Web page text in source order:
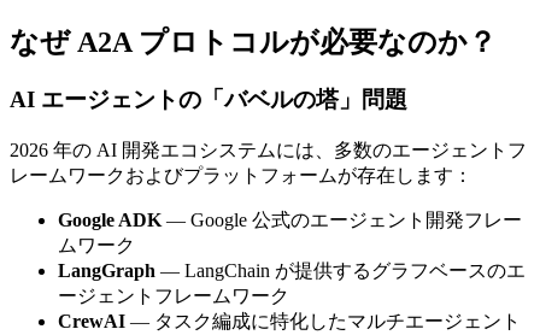
なぜ A2A プロトコルが必要なのか？
AI エージェントの「バベルの塔」問題
2026 年の AI 開発エコシステムには、多数のエージェントフ
レームワークおよびプラットフォームが存在します：
Google ADK — Google 公式のエージェント開発フレー
ムワーク
LangGraph — LangChain が提供するグラフベースのエ
ージェントフレームワーク
CrewAI — タスク編成に特化したマルチエージェント